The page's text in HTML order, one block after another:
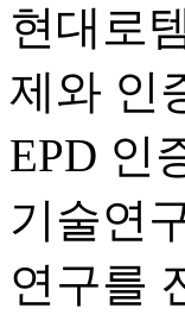
현대로
제와 인
EPD 인
기술연
연구를